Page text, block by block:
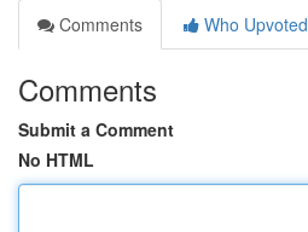
Comments
Who Upvoted
Comments
Submit a Comment
No HTML